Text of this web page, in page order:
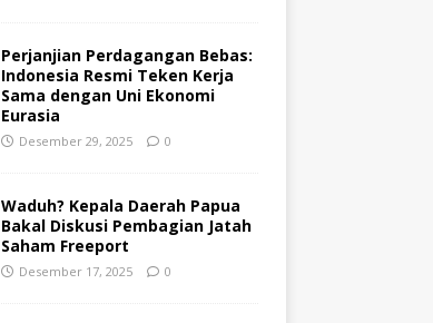
Perjanjian Perdagangan Bebas:
Indonesia Resmi Teken Kerja
Sama dengan Uni Ekonomi
Eurasia
Desember 29, 2025 0
Waduh? Kepala Daerah Papua
Bakal Diskusi Pembagian Jatah
Saham Freeport
Desember 17, 2025 0